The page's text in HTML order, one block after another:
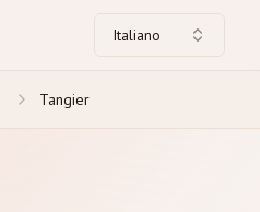
Italiano
Tangier